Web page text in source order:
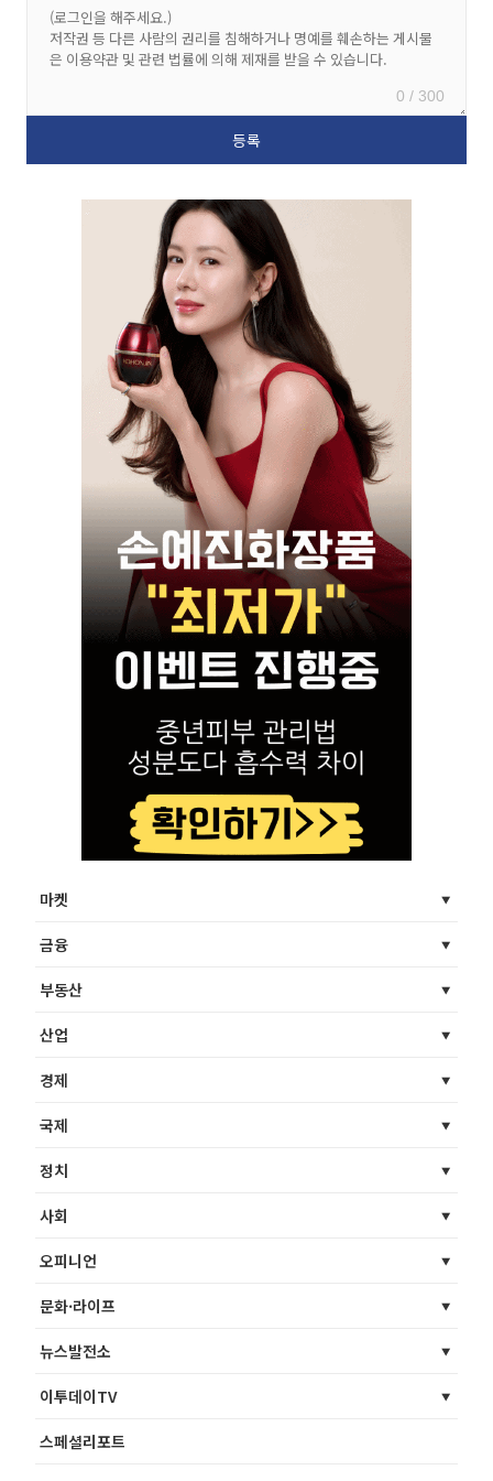
0 / 300
마켓
금융
부동산
산업
경제
국제
정치
사회
오피니언
문화·라이프
뉴스발전소
이투데이TV
스페셜리포트